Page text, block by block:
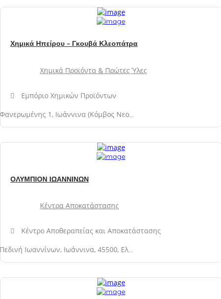
Χημικά Ηπείρου – Γκουβά Κλεοπάτρα
Χημικά Προϊόντα & Πρώτες Ύλες
Εμπόριο Χημικών Προϊόντων
Φανερωμένης 1, Ιωάννινα (Κόμβος Νεοχωρόπουλου, Περιφερειακή Οδός), 455500, Νομός Ιωαννίνων
ΟΛΥΜΠΙΟΝ ΙΩΑΝΝΙΝΩΝ
Κέντρα Αποκατάστασης
Κέντρο Αποθεραπείας και Αποκατάστασης
Πεδινή Ιωαννίνων, Ιωάννινα, 45500, Ελλάδα